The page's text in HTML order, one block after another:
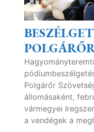
Polgárőr
állomásaként,
vármegyei
a vendégek a